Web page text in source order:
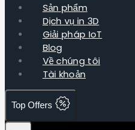
Sản phẩm
Dịch vụ in 3D
Giải pháp IoT
Blog
Về chúng tôi
Tài khoản
Top Offers